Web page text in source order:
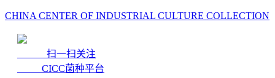
CHINA CENTER OF INDUSTRIAL CULTURE COLLECTION
扫一扫关注
CICC菌种平台